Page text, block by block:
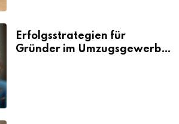
Erfolgsstrategien für
Gründer im Umzugsgewerbe